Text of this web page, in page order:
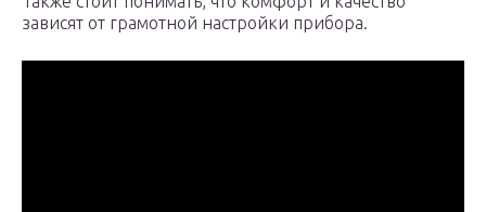
зависят от грамотной настройки прибора.